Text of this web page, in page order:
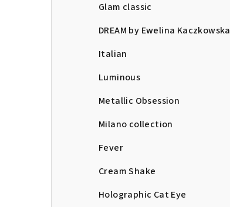
Glam classic
DREAM by Ewelina Kaczkowska
Italian
Luminous
Metallic Obsession
Milano collection
Fever
Cream Shake
Holographic Cat Eye